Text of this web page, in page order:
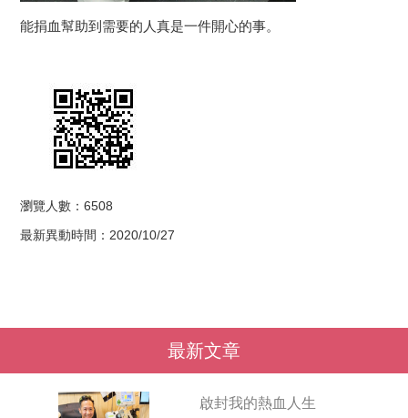
能捐血幫助到需要的人真是一件開心的事。
瀏覽人數：6508
最新異動時間：2020/10/27
最新文章
啟封我的熱血人生